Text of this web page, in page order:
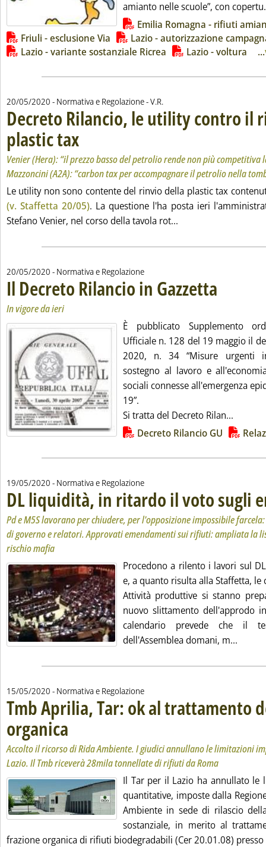
amianto nelle scuole”, con
Lista allegati PDF alla notiziaEmilia Romagna - rifiuti
Friuli - esclusione Via
Lazio - autorizzazione
Lazio - variante sostanziale Ricrea
Lazio - voltura ...
20/05/2020 - Normativa e Regolazione -di:
V.R.
Decreto Rilancio, le utility contro il
plastic tax. Sottotitolo: Venier (Hera): “il prezzo basso del petrolio rende
. Pubblicata mercoledì 20 maggio 2020 alle 12.50.
Venier (Hera): “il prezzo basso del petrolio rende non più competitiva
Mazzoncini (A2A): “carbon tax per accompagnare il petrolio nella
Le utility non sono contente del rinvio della plastic tax
(v. Staffetta 20/05). La questione l'ha posta ieri
Stefano Venier, nel corso della tavola rot...
20/05/2020 - Normativa e Regolazione
Il Decreto Rilancio in Gazzetta
In vigore da ieri
È pubblicato Supplemento
Ufficiale n. 128 del 19 maggio il
2020, n. 34 “Misure urgenti
sostegno al lavoro e
sociali connesse all'emergenza
19”.
Si tratta del Decreto Rilan...
Lista allegati PDF alla notiziaDecreto Rilancio GU
19/05/2020 - Normativa e Regolazione
DL liquidità, in ritardo il voto sugli
Pd e M5S lavorano per chiudere, per l'opposizione impossibile
di governo e relatori. Approvati emendamenti sui rifiuti: ampliata la
rischio mafia
Procedono a rilento i lavori sul
e, a quanto risulta alla Staffetta, le
Attività produttive si stanno
nuovo slittamento dell'approdo
calendario prevede che il
dell'Assemblea domani, m...
15/05/2020 - Normativa e Regolazione
Tmb Aprilia, Tar: ok al trattamento
organica
Accolto il ricorso di Rida Ambiente. I giudici annullano le limitazioni
Lazio. Il Tmb riceverà 28mila tonnellate di rifiuti da Roma
Il Tar per il Lazio ha annullato le
quantitative, imposte dalla
Ambiente in sede di rilascio
sostanziale, in merito al
frazione organica di rifiuti biodegradabili (Cer 20.01.08)